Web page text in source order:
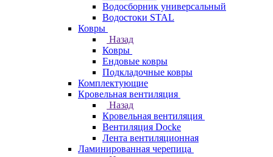
Водосборник универсальный
Водостоки STAL
Ковры
Назад
Ковры
Ендовые ковры
Подкладочные ковры
Комплектующие
Кровельная вентиляция
Назад
Кровельная вентиляция
Вентиляция Docke
Лента вентиляционная
Ламинированная черепица